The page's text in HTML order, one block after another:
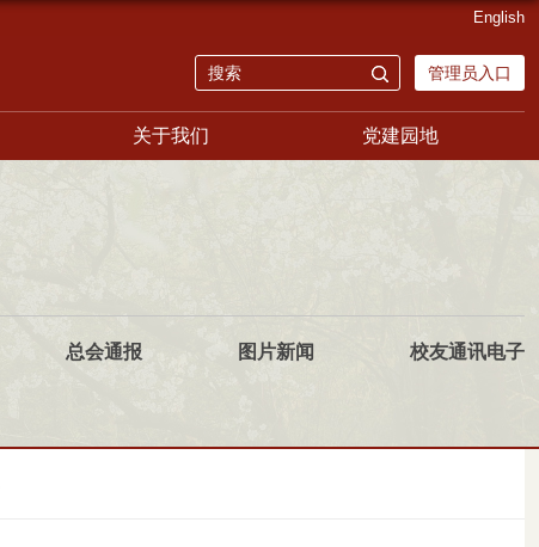
管理员入口
English
关于我们 党建园地
总会通报 图片新闻 校友通讯电子